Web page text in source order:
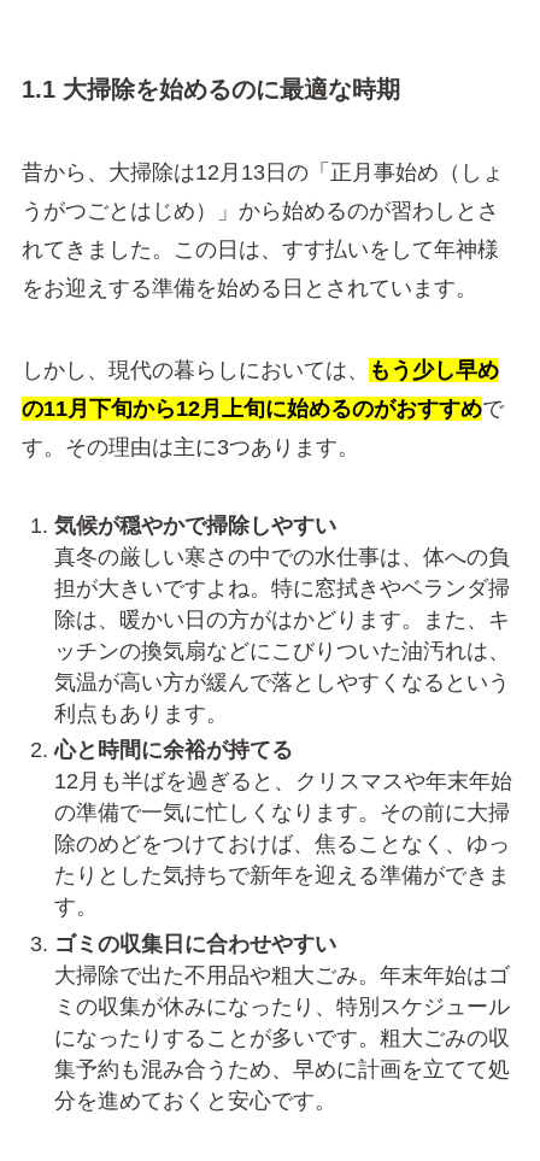
1.1 大掃除を始めるのに最適な時期
昔から、大掃除は12月13日の「正月事始め（しょ
うがつごとはじめ）」から始めるのが習わしとさ
れてきました。この日は、すす払いをして年神様
をお迎えする準備を始める日とされています。
しかし、現代の暮らしにおいては、
もう少し早め
の11月下旬から12月上旬に始めるのがおすすめで
す。その理由は主に3つあります。
気候が穏やかで掃除しやすい
真冬の厳しい寒さの中での水仕事は、体への負
担が大きいですよね。特に窓拭きやベランダ掃
除は、暖かい日の方がはかどります。また、キ
ッチンの換気扇などにこびりついた油汚れは、
気温が高い方が緩んで落としやすくなるという
利点もあります。
心と時間に余裕が持てる
12月も半ばを過ぎると、クリスマスや年末年始
の準備で一気に忙しくなります。その前に大掃
除のめどをつけておけば、焦ることなく、ゆっ
たりとした気持ちで新年を迎える準備ができま
す。
ゴミの収集日に合わせやすい
大掃除で出た不用品や粗大ごみ。年末年始はゴ
ミの収集が休みになったり、特別スケジュール
になったりすることが多いです。粗大ごみの収
集予約も混み合うため、早めに計画を立てて処
分を進めておくと安心です。